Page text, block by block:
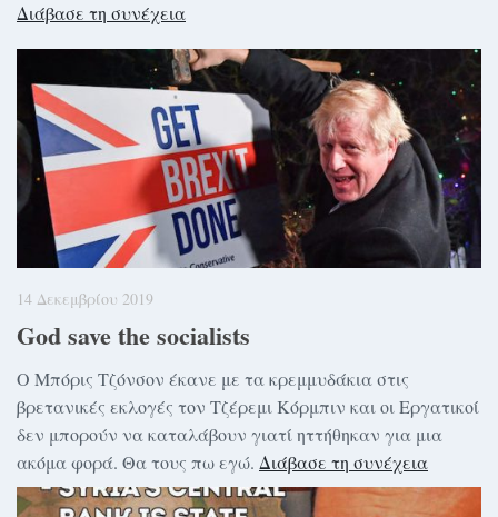
Διάβασε τη συνέχεια
14 Δεκεμβρίου 2019
God save the socialists
Ο Μπόρις Τζόνσον έκανε με τα κρεμμυδάκια στις
βρετανικές εκλογές τον Τζέρεμι Κόρμπιν και οι Εργατικοί
δεν μπορούν να καταλάβουν γιατί ηττήθηκαν για μια
ακόμα φορά. Θα τους πω εγώ. Διάβασε τη συνέχεια